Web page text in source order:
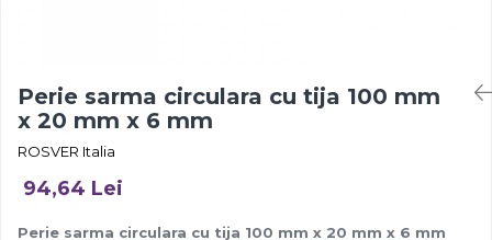
Perie sarma circulara cu tija 100 mm
x 20 mm x 6 mm
ROSVER Italia
94,64 Lei
Perie sarma circulara cu tija 100 mm x 20 mm x 6 mm